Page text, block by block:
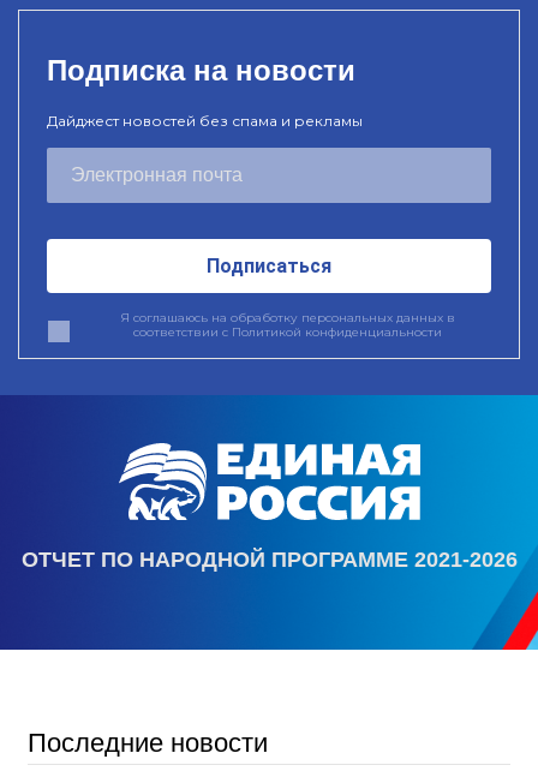
Подписка на новости
Дайджест новостей без спама и рекламы
Подписаться
Я соглашаюсь на обработку персональных данных в
соответствии с Политикой конфиденциальности
ОТЧЕТ ПО НАРОДНОЙ ПРОГРАММЕ 2021-2026
Последние новости